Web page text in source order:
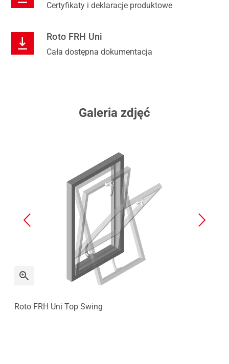
Certyfikaty i deklaracje produktowe
Roto FRH Uni
Cała dostępna dokumentacja
Galeria zdjęć
Roto FRH Uni Top Swing